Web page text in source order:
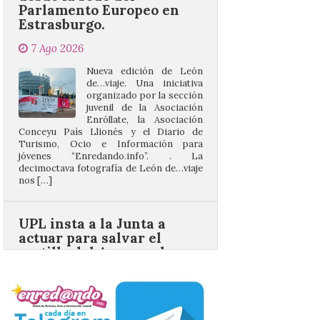
7 Ago 2026
Nueva edición de León
juvenil de la Asociación
Enróllate, la Asociación
Conceyu País Llionés y el Diario de
Turismo, Ocio e Información para
jóvenes “Enredando.info”. . La
decimoctava fotografía de León de…viaje
nos […]
UPL insta a la Junta a
castillo del Asmesnal, un
BIC en estado de ruina
7 Ago 2026
Cultural abandonado
desde 1949. Los
procuradores leonesistas